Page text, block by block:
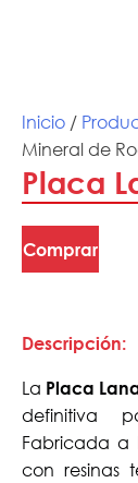
Inicio /
Mineral de
Placa
Comprar
Descripción:
La Placa
definitiva
Fabricada a
con resinas